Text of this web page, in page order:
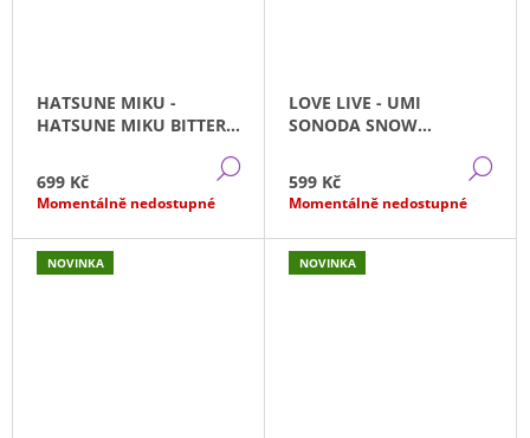
HATSUNE MIKU -
HATSUNE MIKU BITTER
699 Kč
DETAIL
Momentálně nedostupné
LOVE LIVE - UMI
SONODA SNOW
599 Kč
Momentálně nedostupné
NOVINKA NOVINKA